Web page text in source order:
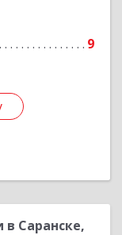
9
Подробнее
Саранске,